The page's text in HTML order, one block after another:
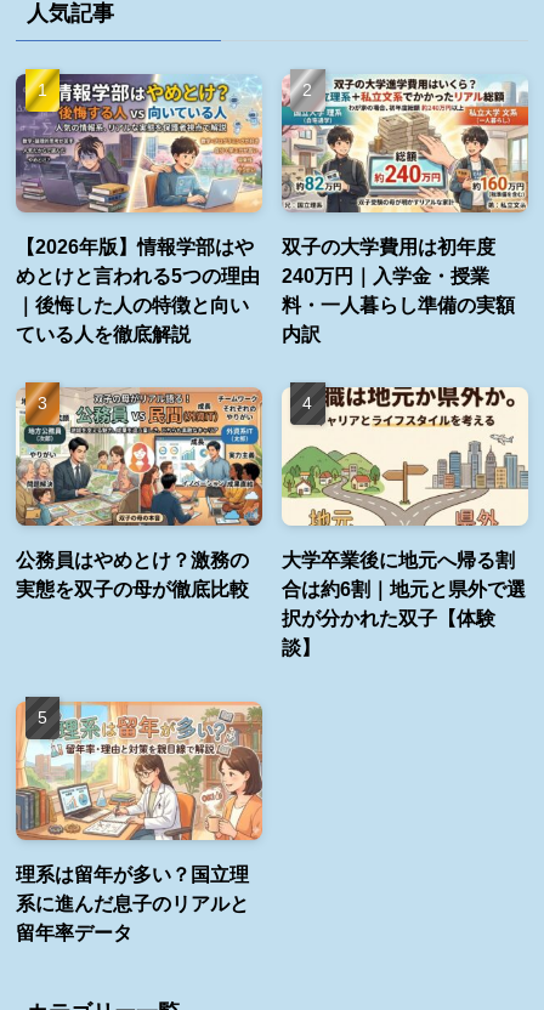
人気記事
【2026年版】情報学部はや
めとけと言われる5つの理由
｜後悔した人の特徴と向い
ている人を徹底解説
双子の大学費用は初年度
240万円｜入学金・授業
料・一人暮らし準備の実額
内訳
公務員はやめとけ？激務の
実態を双子の母が徹底比較
大学卒業後に地元へ帰る割
合は約6割｜地元と県外で選
択が分かれた双子【体験
談】
理系は留年が多い？国立理
系に進んだ息子のリアルと
留年率データ